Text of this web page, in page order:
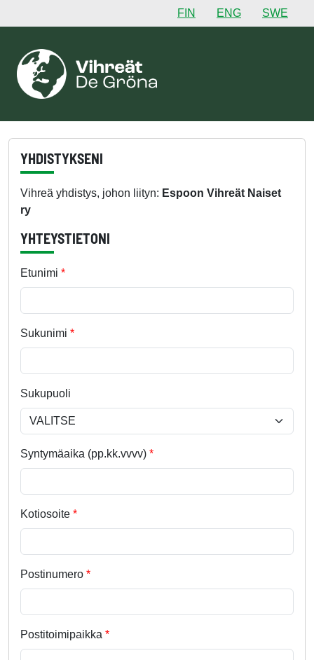
FIN ENG SWE
YHDISTYKSENI
Vihreä yhdistys, johon liityn: Espoon Vihreät Naiset
ry
YHTEYSTIETONI
Etunimi
Sukunimi
Sukupuoli
Syntymäaika (pp.kk.vvvv)
Kotiosoite
Postinumero
Postitoimipaikka